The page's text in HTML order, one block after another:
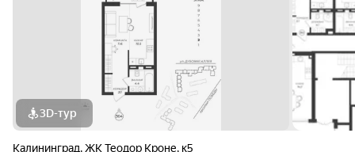
3D-тур
Калининград,ЖК Теодор Кроне, к5